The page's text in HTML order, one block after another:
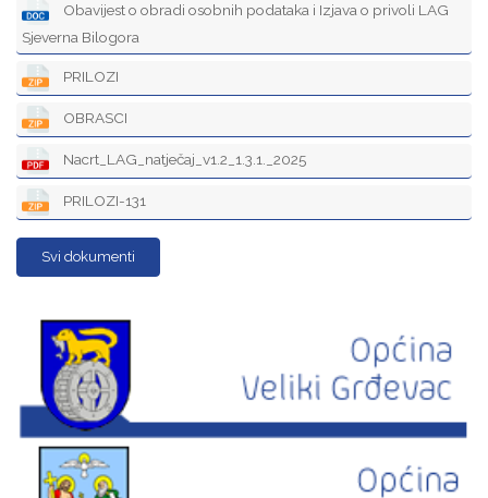
Obavijest o obradi osobnih podataka i Izjava o privoli LAG
Sjeverna Bilogora
PRILOZI
OBRASCI
Nacrt_LAG_natječaj_v1.2_1.3.1._2025
PRILOZI-131
Svi dokumenti